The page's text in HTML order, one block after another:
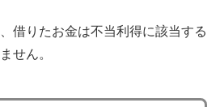
借りたお金は不当利得に該当する
せん。